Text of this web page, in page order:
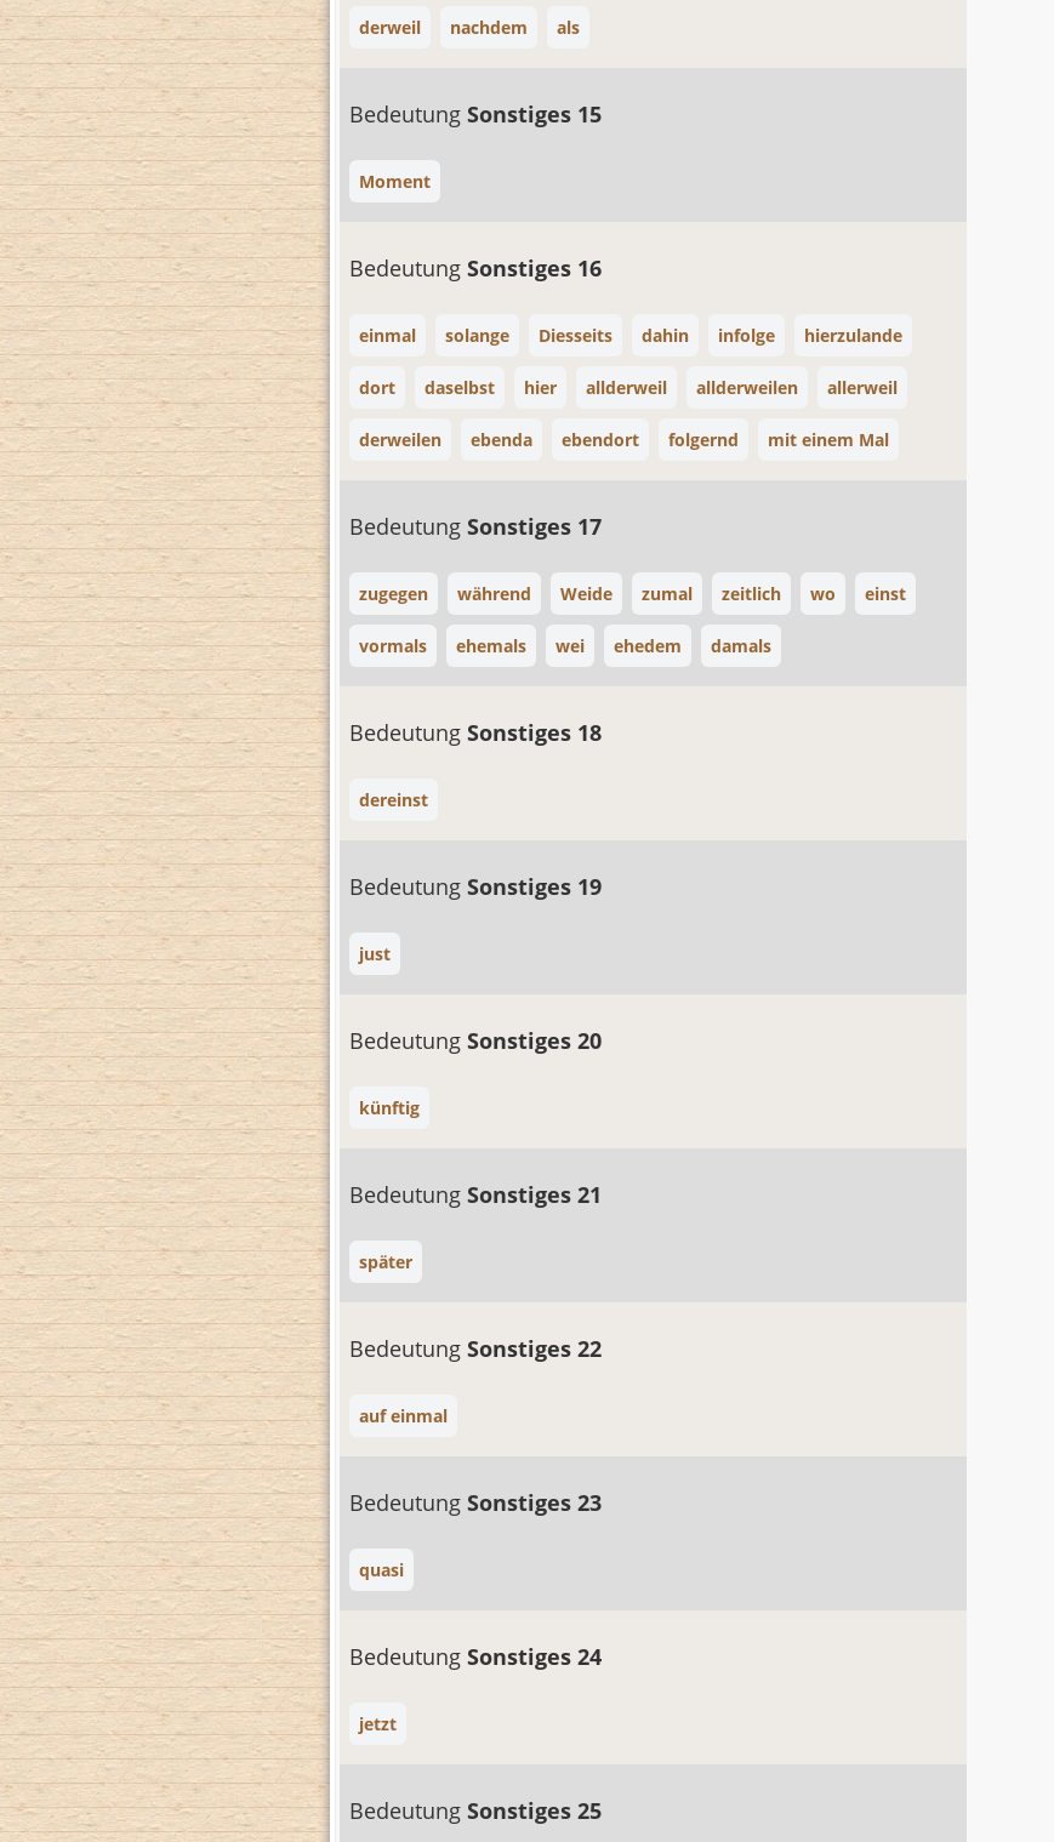
derweil nachdem als
Bedeutung Sonstiges 15
Moment
Bedeutung Sonstiges 16
einmal solange Diesseits dahin infolge hierzulande
dort daselbst hier allderweil allderweilen allerweil
derweilen ebenda ebendort folgernd mit einem Mal
Bedeutung Sonstiges 17
zugegen während Weide zumal zeitlich wo einst
vormals ehemals wei ehedem damals
Bedeutung Sonstiges 18
dereinst
Bedeutung Sonstiges 19
just
Bedeutung Sonstiges 20
künftig
Bedeutung Sonstiges 21
später
Bedeutung Sonstiges 22
auf einmal
Bedeutung Sonstiges 23
quasi
Bedeutung Sonstiges 24
jetzt
Bedeutung Sonstiges 25